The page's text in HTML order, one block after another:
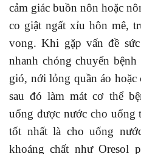
cảm giác buồn nôn hoặc
co giật ngất xỉu hôn mê,
vong. Khi gặp vấn đề
nhanh chóng chuyển
gió, nới lỏng quần áo hoặc
sau đó làm mát cơ thể
uống được nước cho uống
tốt nhất là cho uống
khoáng chất như Oresol